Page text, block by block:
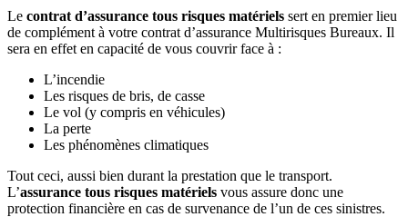
Le contrat d’assurance tous risques matériels sert en premier lieu
de complément à votre contrat d’assurance Multirisques Bureaux. Il
sera en effet en capacité de vous couvrir face à :
L’incendie
Les risques de bris, de casse
Le vol (y compris en véhicules)
La perte
Les phénomènes climatiques
Tout ceci, aussi bien durant la prestation que le transport.
L’assurance tous risques matériels vous assure donc une
protection financière en cas de survenance de l’un de ces sinistres.